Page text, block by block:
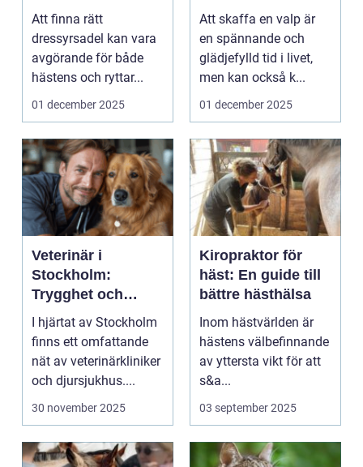
perfekta balans
Att finna rätt
dressyrsadel kan vara
avgörande för både
hästens och ryttar...
01 december 2025
valps framtid
Att skaffa en valp är
en spännande och
glädjefylld tid i livet,
men kan också k...
01 december 2025
Veterinär i
Stockholm:
Trygghet och
kvalitet för din
fyrbenta vän
I hjärtat av Stockholm
finns ett omfattande
nät av veterinärkliniker
och djursjukhus....
30 november 2025
Kiropraktor för
häst: En guide till
bättre hästhälsa
Inom hästvärlden är
hästens välbefinnande
av yttersta vikt för att
s&a...
03 september 2025